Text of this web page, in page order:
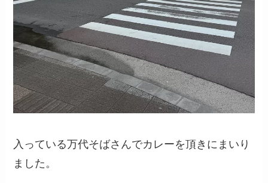
入っている万代そばさんでカレーを頂きにまいり
ました。